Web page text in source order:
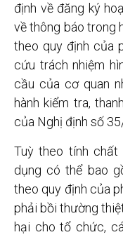
định về đăng ký
về thông báo trong
theo quy định của
cứu trách nhiệm
cầu của cơ quan
hành kiểm tra,
của Nghị định số
Tuỳ theo tính
dụng có thể bao
theo quy định của
phải bồi thường
hại cho tổ chức,